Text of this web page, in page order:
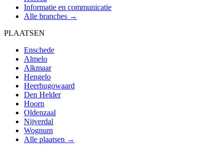
Informatie en communicatie
Alle branches →
PLAATSEN
Enschede
Almelo
Alkmaar
Hengelo
Heerhugowaard
Den Helder
Hoorn
Oldenzaal
Nijverdal
Wognum
Alle plaatsen →